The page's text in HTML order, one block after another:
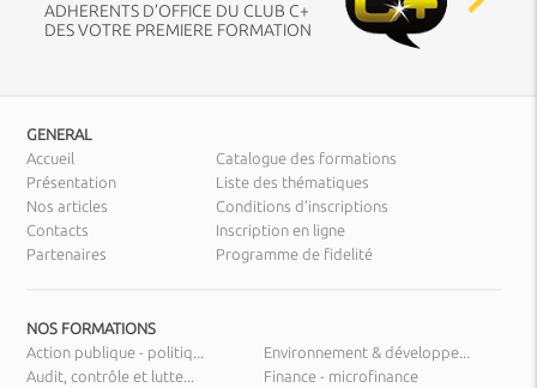
ADHERENTS D’OFFICE DU CLUB C+
DES VOTRE PREMIERE FORMATION
GENERAL
Accueil
Présentation
Nos articles
Contacts
Partenaires
Catalogue des formations
Liste des thématiques
Conditions d’inscriptions
Inscription en ligne
Programme de fidelité
NOS FORMATIONS
Action publique - politiq...
Audit, contrôle et lutte...
Environnement & développe...
Finance - microfinance